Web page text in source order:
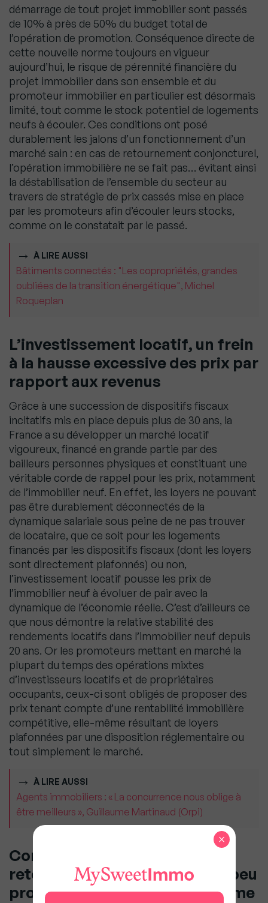
démarrage de tout projet immobilier sont passés
de 10% à près de 50% du budget total de
l’opération de promotion. Conséquence directe de
cette nouvelle norme toujours en vigueur
aujourd’hui, le risque de pérennité financière du
projet immobilier dans son ensemble et du
promoteur immobilier en particulier est désormais
limité, tout comme le stock potentiel de logements
neufs à écouler. Ces conditions ont posé
durablement les jalons d’un fonctionnement d’un
marché sain : en cas de retournement conjoncturel,
l’opération immobilière ne se fait pas… évitant ainsi
la déstabilisation de l’ensemble du secteur au
travers de stratégie de prix cassés mise en place
par les promoteurs afin d’écouler leurs stocks,
comme on le constatait par le passé.
À LIRE AUSSI
Bâtiments connectés : "Les copropriétés, grandes
oubliées de la transition énergétique", Michel
Roqueplan
L’investissement locatif, un frein
à la hausse excessive des prix par
rapport aux revenus
Grâce à une succession de dispositifs fiscaux
incitatifs mis en place depuis plus de 30 ans, la
France a su développer un marché locatif
vigoureux, financé en grande partie par des
bailleurs personnes physiques et constituant une
véritable corde de rappel pour les prix, notamment
de l’immobilier neuf. En effet, les loyers ne pouvant
pas être durablement déconnectés de la
dynamique salariale sous peine de ne pas trouver
de locataire, que ce soit pour les logements
financés par les dispositifs fiscaux (dont les loyers
sont directement plafonnés) ou non,
l’investissement locatif pousse les prix de
l’immobilier neuf à évoluer de pair avec la
dynamique de l’économie réelle. C’est d’ailleurs ce
que nous démontre la relative stabilité des
rendements locatifs dans l’immobilier neuf depuis
20 ans. Or les promoteurs mettant en marché la
plupart du temps des opérations mixtes
d’investisseurs locatifs et de propriétaires
occupants, ceux-ci sont obligés de proposer des
prix tenant compte d’une rentabilité immobilière
compétitive, elle-même résultant de loyers
plafonnées par une disposition réglementaire ou
tout simplement le marché.
À LIRE AUSSI
Agents immobiliers : « La concurrence nous oblige à
être meilleurs », Guillaume Martinaud (Orpi)
Conclusion : un scénario de
retournement brutal des prix peu
probable à court et moyen terme
×